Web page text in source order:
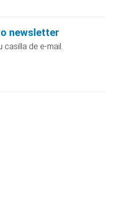
newsletter
casilla de e-mail.